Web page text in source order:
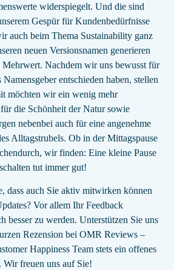
widerspiegelt. Und die sind
Gespür für Kundenbedürfnisse
auch beim Thema Sustainability ganz
neuen Versionsnamen generieren
Mehrwert. Nachdem wir uns bewusst für
entschieden haben, stellen
möchten wir ein wenig mehr
die Schönheit der Natur sowie
nebenbei auch für eine angenehme
Alltagstrubels. Ob in der Mittagspause
wir finden: Eine kleine Pause
tut immer gut!
dass auch Sie aktiv mitwirken können
Vor allem Ihr Feedback
besser zu werden. Unterstützen Sie uns
Rezension bei OMR Reviews –
Happiness Team stets ein offenes
freuen uns auf Sie!